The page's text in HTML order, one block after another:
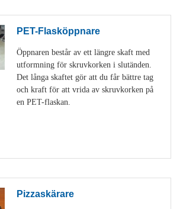
PET-Flasköppnare
Öppnaren består av ett längre skaft med
utformning för skruvkorken i slutänden.
Det långa skaftet gör att du får bättre tag
och kraft för att vrida av skruvkorken på
en PET-flaskan.
Pizzaskärare